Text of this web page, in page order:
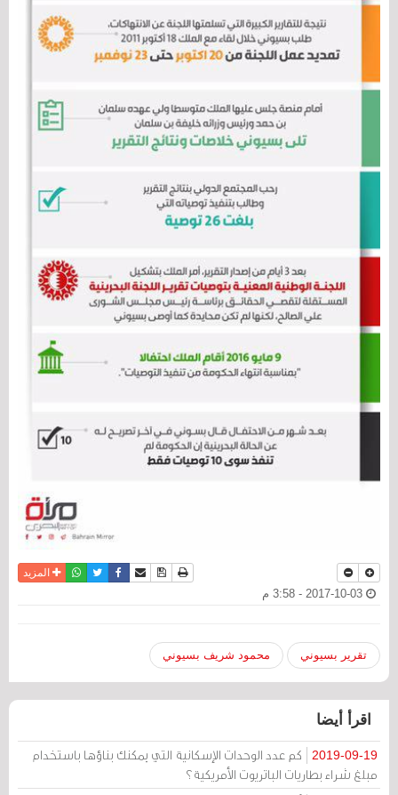
نسخة للطباعة
حفظ الموضوع
أرسل الى صديق
فيسبوكتويترواتسابالمزيد
تقرير بسيوني محمود شريف بسيوني
اقرأ أيضا
2019-09-19
كم عدد الوحدات الإسكانية التي يمكنك بناؤها باستخدام
مبلغ شراء بطاريات الباتريوت الأمريكية؟